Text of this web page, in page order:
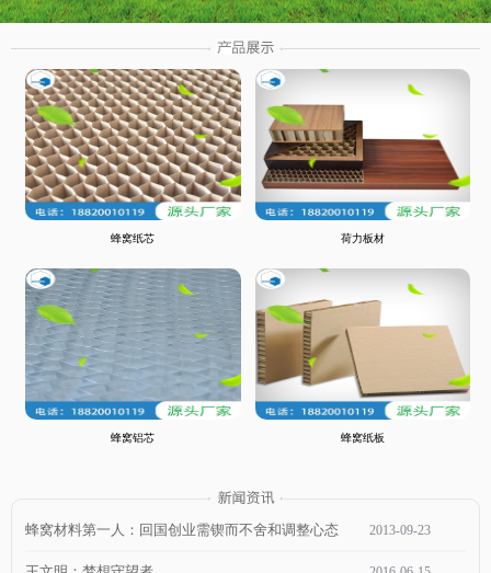
茶
蜂窝纸芯 荷力板材
蜂窝铝芯 蜂窝纸板
蜂窝材料第一人：回国创业需锲而不舍和调整心态 2013-09-23